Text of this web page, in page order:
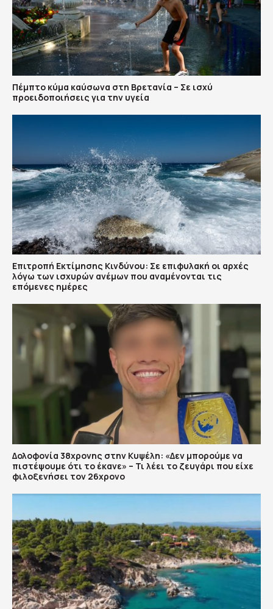
Πέμπτο κύμα καύσωνα στη Βρετανία – Σε ισχύ
προειδοποιήσεις για την υγεία
Επιτροπή Εκτίμησης Κινδύνου: Σε επιφυλακή οι αρχές
λόγω των ισχυρών ανέμων που αναμένονται τις
επόμενες ημέρες
Δολοφονία 38χρονης στην Κυψέλη: «Δεν μπορούμε να
πιστέψουμε ότι το έκανε» – Τι λέει το ζευγάρι που είχε
φιλοξενήσει τον 26χρονο